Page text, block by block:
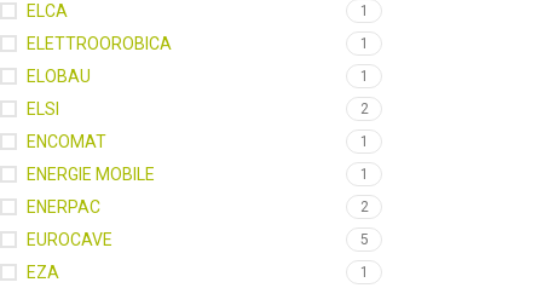
ELCA 1
ELETTROOROBICA 1
ELOBAU 1
ELSI 2
ENCOMAT 1
ENERGIE MOBILE 1
ENERPAC 2
EUROCAVE 5
EZA 1